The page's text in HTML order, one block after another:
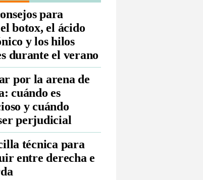
para
botox, el ácido
y los hilos
durante el verano
por la arena de
cuándo es
y cuándo
perjudicial
técnica para
entre derecha e